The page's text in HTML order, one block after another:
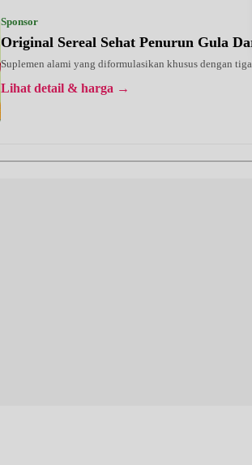
Sponsor
Original Sereal Sehat Penurun Gula
Suplemen alami yang diformulasikan khusus dengan
Lihat detail & harga →